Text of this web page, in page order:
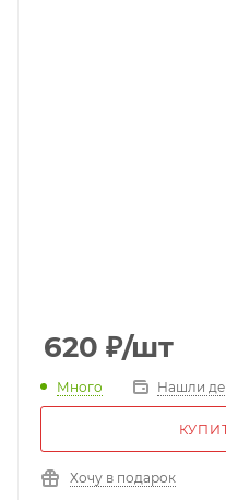
620 ₽/шт
Много Нашли
Хочу в подарок